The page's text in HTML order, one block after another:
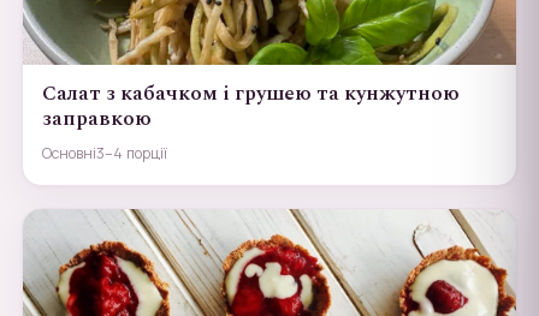
Салат з кабачком і грушею та кунжутною
заправкою
Основні3–4 порції